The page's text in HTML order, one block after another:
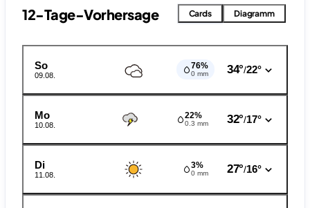
12-Tage-Vorhersage Cards Diagramm
So
09.08.
76%
0 mm 34°/22°
Mo
10.08.
22%
0.3 mm 32°/17°
Di
11.08.
3%
0 mm 27°/16°